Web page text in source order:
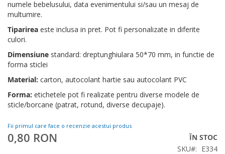
numele bebelusului, data evenimentului si/sau un mesaj de
multumire.
Tiparirea este inclusa in pret. Pot fi personalizate in diferite
culori.
Dimensiune standard: dreptunghiulara 50*70 mm, in functie de
forma sticlei
Material: carton, autocolant hartie sau autocolant PVC
Forma: etichetele pot fi realizate pentru diverse modele de
sticle/borcane (patrat, rotund, diverse decupaje).
Fii primul care face o recenzie acestui produs
0,80 RON
ÎN STOC
SKU
E334